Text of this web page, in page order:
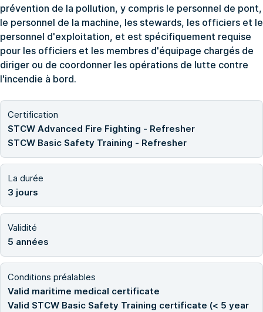
prévention de la pollution, y compris le personnel de pont,
le personnel de la machine, les stewards, les officiers et le
personnel d'exploitation, et est spécifiquement requise
pour les officiers et les membres d'équipage chargés de
diriger ou de coordonner les opérations de lutte contre
l'incendie à bord.
Certification
STCW Advanced Fire Fighting - Refresher
STCW Basic Safety Training - Refresher
La durée
3 jours
Validité
5 années
Conditions préalables
Valid maritime medical certificate
Valid STCW Basic Safety Training certificate (< 5 year